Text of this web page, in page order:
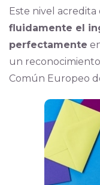
Este nivel
fluidamente el
perfectamente
un
Común Europeo